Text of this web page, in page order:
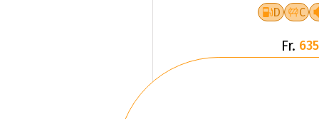
D C
Fr.